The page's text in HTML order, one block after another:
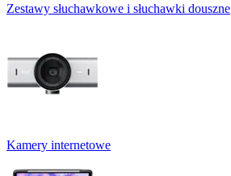
Zestawy słuchawkowe i słuchawki douszne
Kamery internetowe